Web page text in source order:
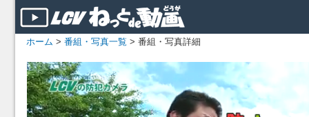
ホーム > 番組・写真一覧 > 番組・写真詳細